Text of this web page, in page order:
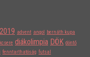
2019 advent angol bernáth kupa
diákolimpia DÖK döntő
fenntarthatóság futsal